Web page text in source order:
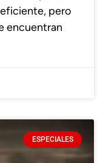
pero
encuentran
ESPECIALES